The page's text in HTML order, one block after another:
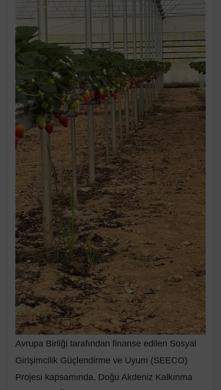
Avrupa Birliği tarafından finanse edilen Sosyal
Girişimcilik Güçlendirme ve Uyum (SEECO)
Projesi kapsamında, Doğu Akdeniz Kalkınma